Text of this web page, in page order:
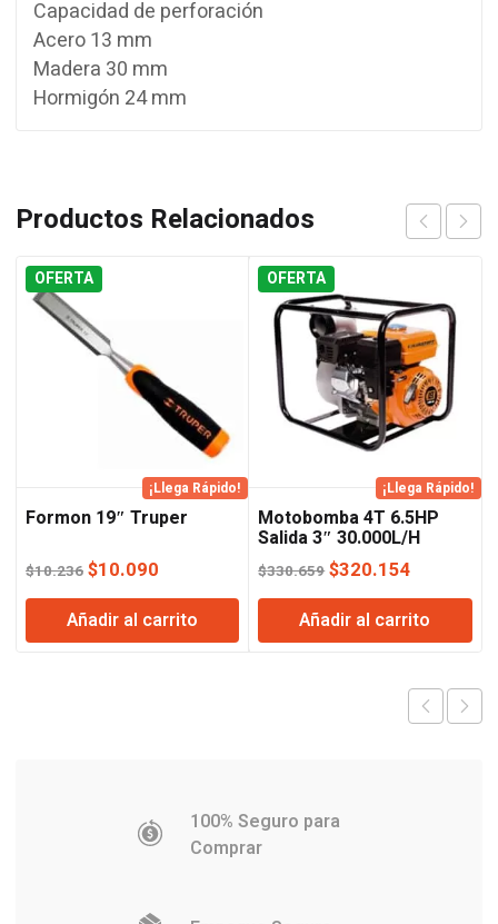
Capacidad de perforación
Acero 13 mm
Madera 30 mm
Hormigón 24 mm
Productos Relacionados
OFERTA
¡Llega Rápido!
Formon 19″ Truper
$10.236 El
precio
original
era:
$10.090
precio
actual
es:
Añadir al carrito
OFERTA
¡Llega Rápido!
Motobomba 4T 6.5HP
Salida 3″ 30.000L/H
Lusqtoff
$330.659El
precio
original
era:
$320.154
precio
actual
es:
Añadir al carrito
100% Seguro para
Comprar